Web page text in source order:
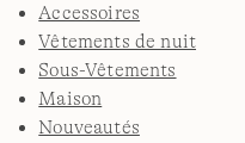
Accessoires
Vêtements de nuit
Sous-Vêtements
Maison
Nouveautés